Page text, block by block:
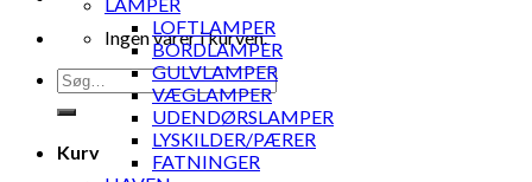
Ingen varer i kurven.
Søg
efter:
Kurv
LOFTLAMPER
BORDLAMPER
GULVLAMPER
VÆGLAMPER
UDENDØRSLAMPER
LYSKILDER/PÆRER
FATNINGER